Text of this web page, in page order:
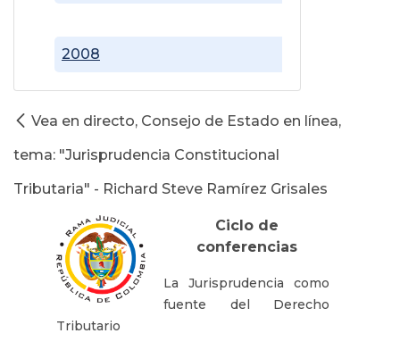
2008
Vea en directo, Consejo de Estado en línea,
tema: "Jurisprudencia Constitucional
Tributaria" - Richard Steve Ramírez Grisales
Ciclo de
conferencias
La Jurisprudencia como
fuente del Derecho
Tributario